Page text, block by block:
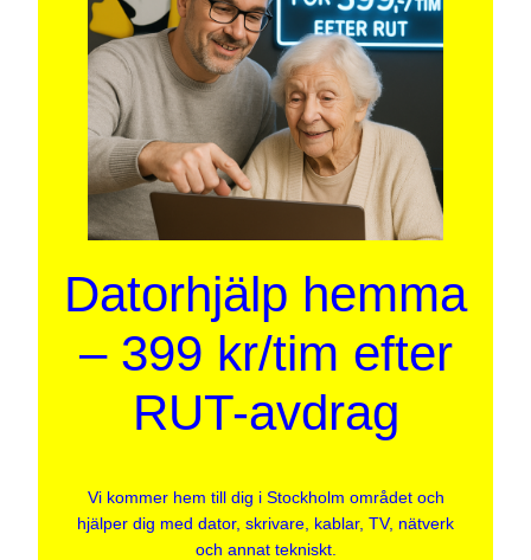
Datorhjälp hemma
– 399 kr/tim efter
RUT-avdrag
Vi kommer hem till dig i Stockholm området och
hjälper dig med dator, skrivare, kablar, TV, nätverk
och annat tekniskt.